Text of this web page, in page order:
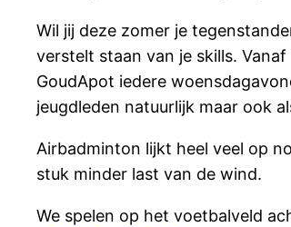
Wil jij deze zomer je
verstelt staan van je skills.
GoudApot iedere
jeugdleden natuurlijk maar ook
Airbadminton lijkt heel veel op
stuk minder last van de wind.
We spelen op het voetbalveld